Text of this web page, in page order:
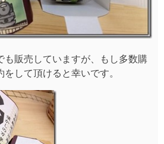
も販売していますが、もし多数購
して頂けると幸いです。